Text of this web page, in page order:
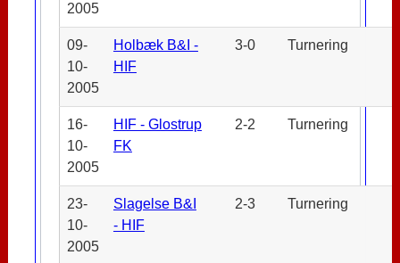
2005
09-
10-
2005
Holbæk B&I -
HIF
3-0 Turnering
16-
10-
2005
HIF - Glostrup
FK
2-2 Turnering
23-
10-
2005
Slagelse B&I
- HIF
2-3 Turnering